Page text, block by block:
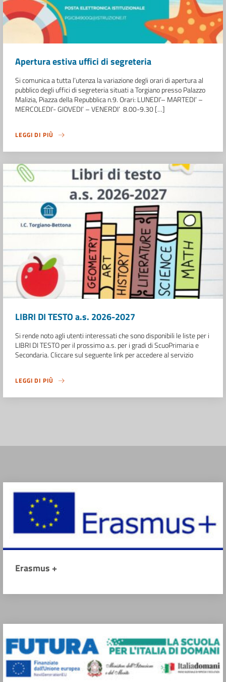
Apertura estiva uffici di segreteria
Si comunica a tutta l’utenza la variazione degli orari di apertura al
pubblico degli uffici di segreteria situati a Torgiano presso Palazzo
Malizia, Piazza della Repubblica n.9. Orari: LUNEDI’– MARTEDI’ –
MERCOLEDI’- GIOVEDI’ – VENERDI’ 8.00-9.30 […]
LEGGI DI PIÙ
LIBRI DI TESTO a.s. 2026-2027
Si rende noto agli utenti interessati che sono disponibili le liste per i
LIBRI DI TESTO per il prossimo a.s. per i gradi di ScuoPrimaria e
Secondaria. Cliccare sul seguente link per accedere al servizio
LEGGI DI PIÙ
Erasmus +